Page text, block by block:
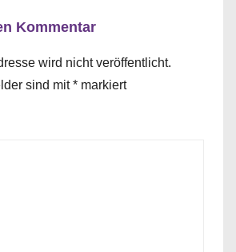
Kommentar
wird nicht veröffentlicht.
sind mit* markiert